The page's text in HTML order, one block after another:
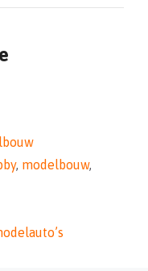
, modelbouw,